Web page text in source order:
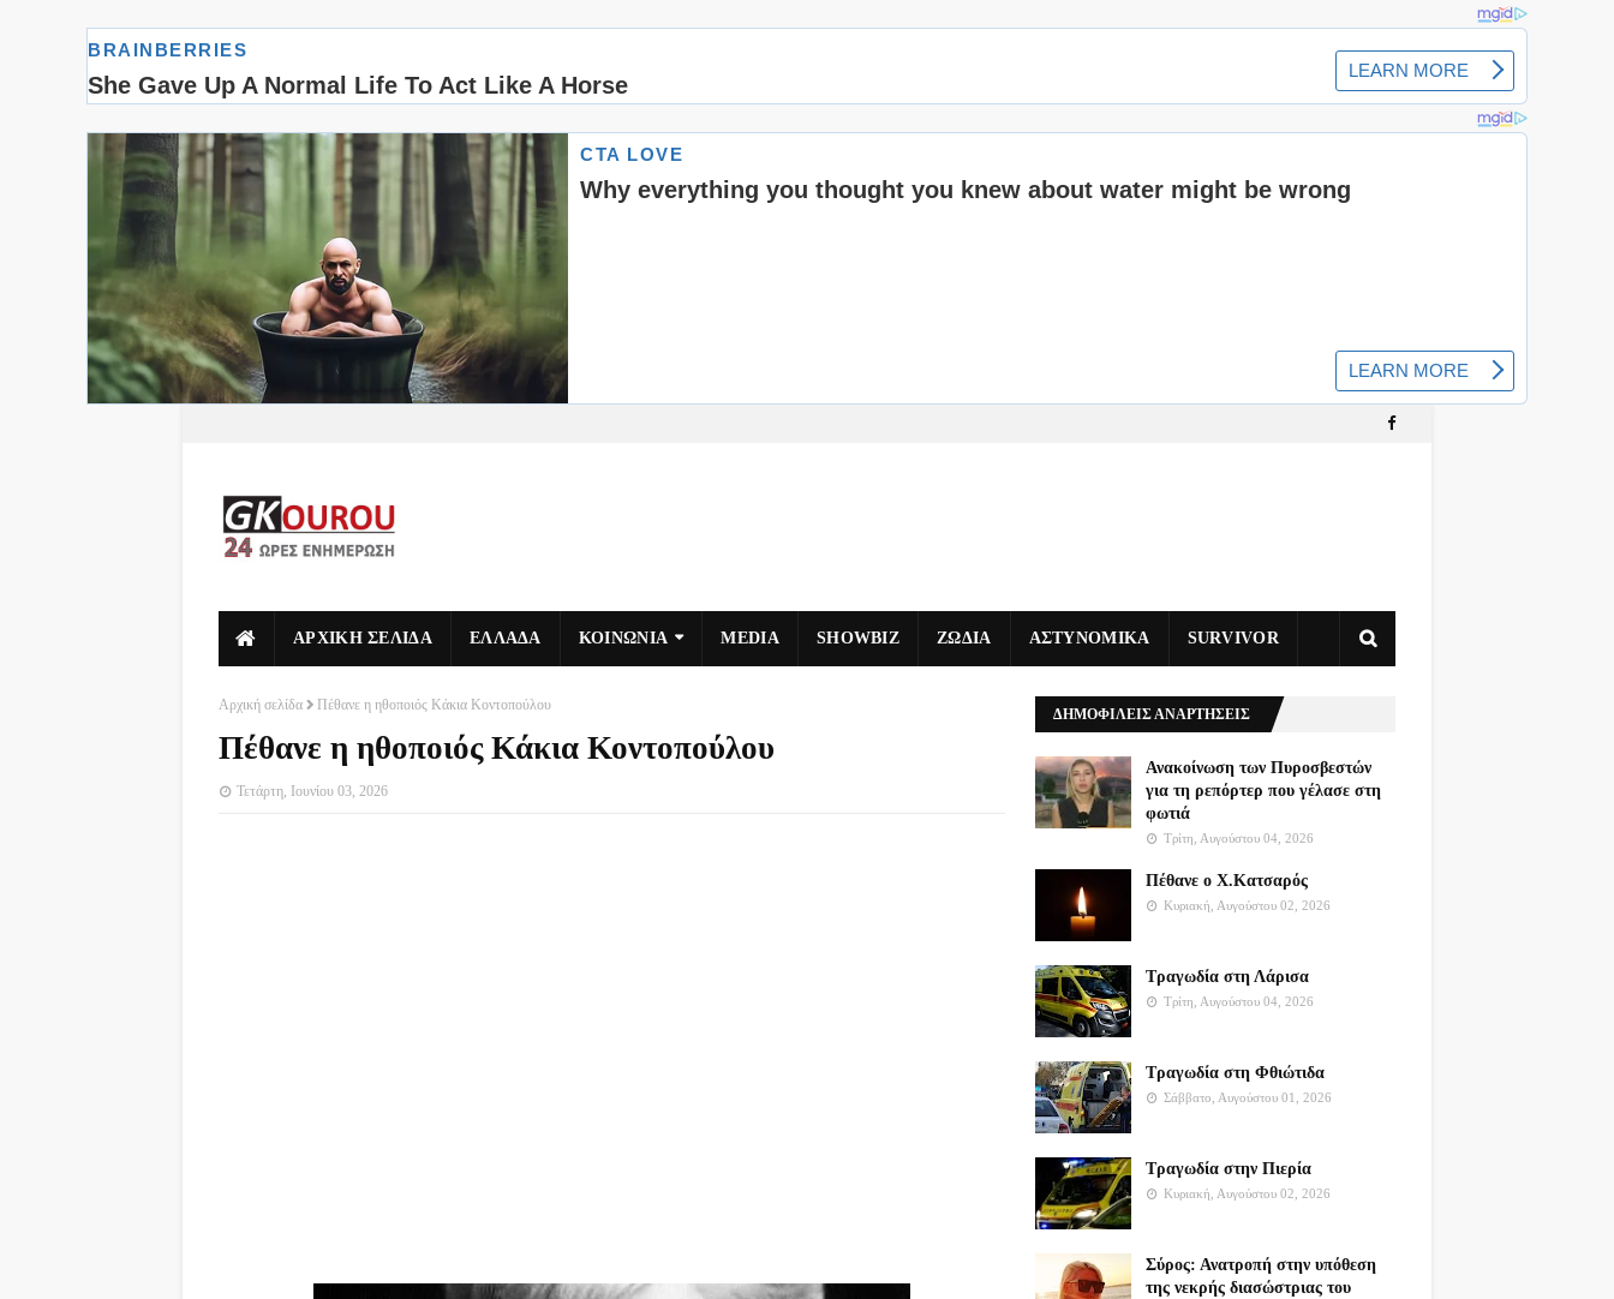
ΑΡΧΙΚΗ ΣΕΛΙΔΑ ΕΛΛΑΔΑ ΚΟΙΝΩΝΙΑ MEDIA SHOWBIZ ΖΩΔΙΑ ΑΣΤΥΝΟΜΙΚΑ SURVIVOR
Αρχική σελίδα Πέθανε η ηθοποιός Κάκια Κοντοπούλου
Πέθανε η ηθοποιός Κάκια Κοντοπούλου
Τετάρτη, Ιουνίου 03, 2026
ΔΗΜΟΦΙΛΕΙΣ ΑΝΑΡΤΗΣΕΙΣ
Ανακοίνωση των Πυροσβεστών
για τη ρεπόρτερ που γέλασε στη
φωτιά
Τρίτη, Αυγούστου 04, 2026
Πέθανε ο Χ.Κατσαρός
Κυριακή, Αυγούστου 02, 2026
Τραγωδία στη Λάρισα
Τρίτη, Αυγούστου 04, 2026
Τραγωδία στη Φθιώτιδα
Σάββατο, Αυγούστου 01, 2026
Τραγωδία στην Πιερία
Κυριακή, Αυγούστου 02, 2026
Σύρος: Ανατροπή στην υπόθεση
της νεκρής διασώστριας του